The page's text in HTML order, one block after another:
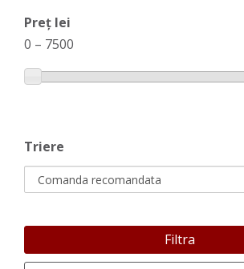
Preț lei
0 – 7500
Triere
Filtra